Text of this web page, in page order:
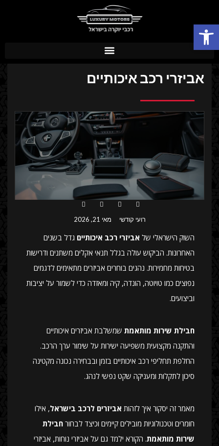
אביזרי רכב איכותיים
רועי קודשי מאי 21, 2026
השוק הישראלי של אביזרי רכב איכותיים גדל בשנים
האחרונות. הביקוש עולה בגלל תנאי אקלים משתנים ודרישות
בטיחות מחמירות. נהגים בוחרים אביזרים מתאימים לדגמים
נפוצים כמו טויוטה, הונדה, קיה ומאזדה כדי לשמור על יציבות
וביצועים.
חבילת שירות מותאמת שמשלבת אביזרים איכותיים
והתקנה מקצועית משפיעה ישירות על שימור ערך הרכב.
החלפת תחליפי רכב איכותיים בזמן ובבחירה נכונה מקטינה
סיכון לתקלות ומעניקה שקט נפשי לנהג.
מאמר זה יסקור איך לזהות אביזרים לרכב בישראל, אילו
חומרים וטכנולוגיות מובילים קיימים וכיצד לבחור חבילת
שירות מותאמת. הקורא ילמד גם על אביזרי נוחות, אביזרי
פתח סרגל נגישות